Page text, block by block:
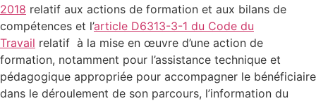
2018 relatif aux actions de formation et aux bilans de
compétences et l’article D6313-3-1 du Code du
Travail relatif à la mise en œuvre d’une action de
formation, notamment pour l’assistance technique et
pédagogique appropriée pour accompagner le bénéficiaire
dans le déroulement de son parcours, l’information du